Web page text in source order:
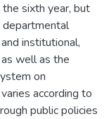
sixth year, but
institutional,
well as the
on
according to
public policies